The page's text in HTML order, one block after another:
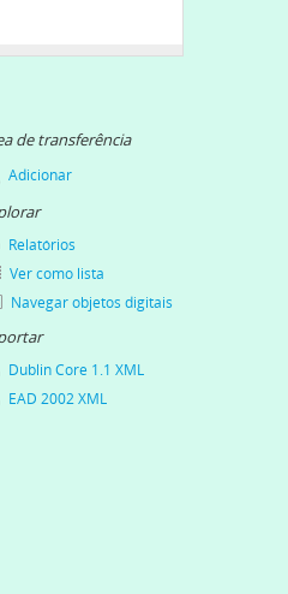
[18--]
]
1879
06
de transferência
Adicionar
Relatórios
Ver como lista
Navegar objetos digitais
Dublin Core 1.1 XML
EAD 2002 XML